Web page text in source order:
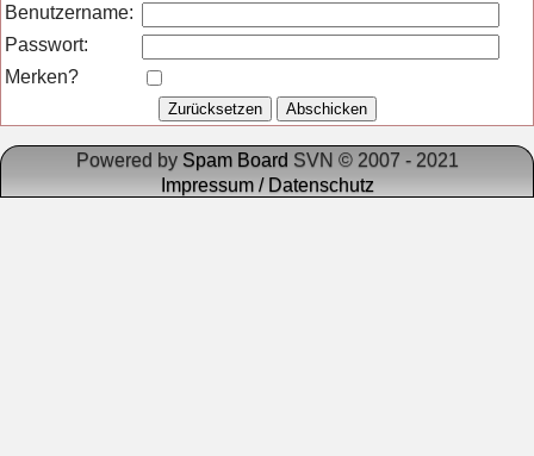
Benutzername:
Passwort:
Merken?
Powered by Spam Board SVN © 2007 - 2021
Impressum / Datenschutz